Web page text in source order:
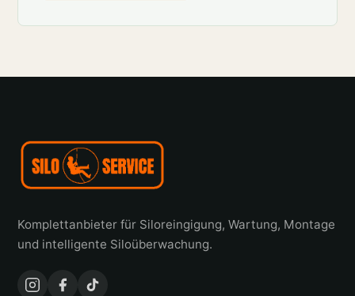
Komplettanbieter für Siloreingigung, Wartung, Montage
und intelligente Siloüberwachung.